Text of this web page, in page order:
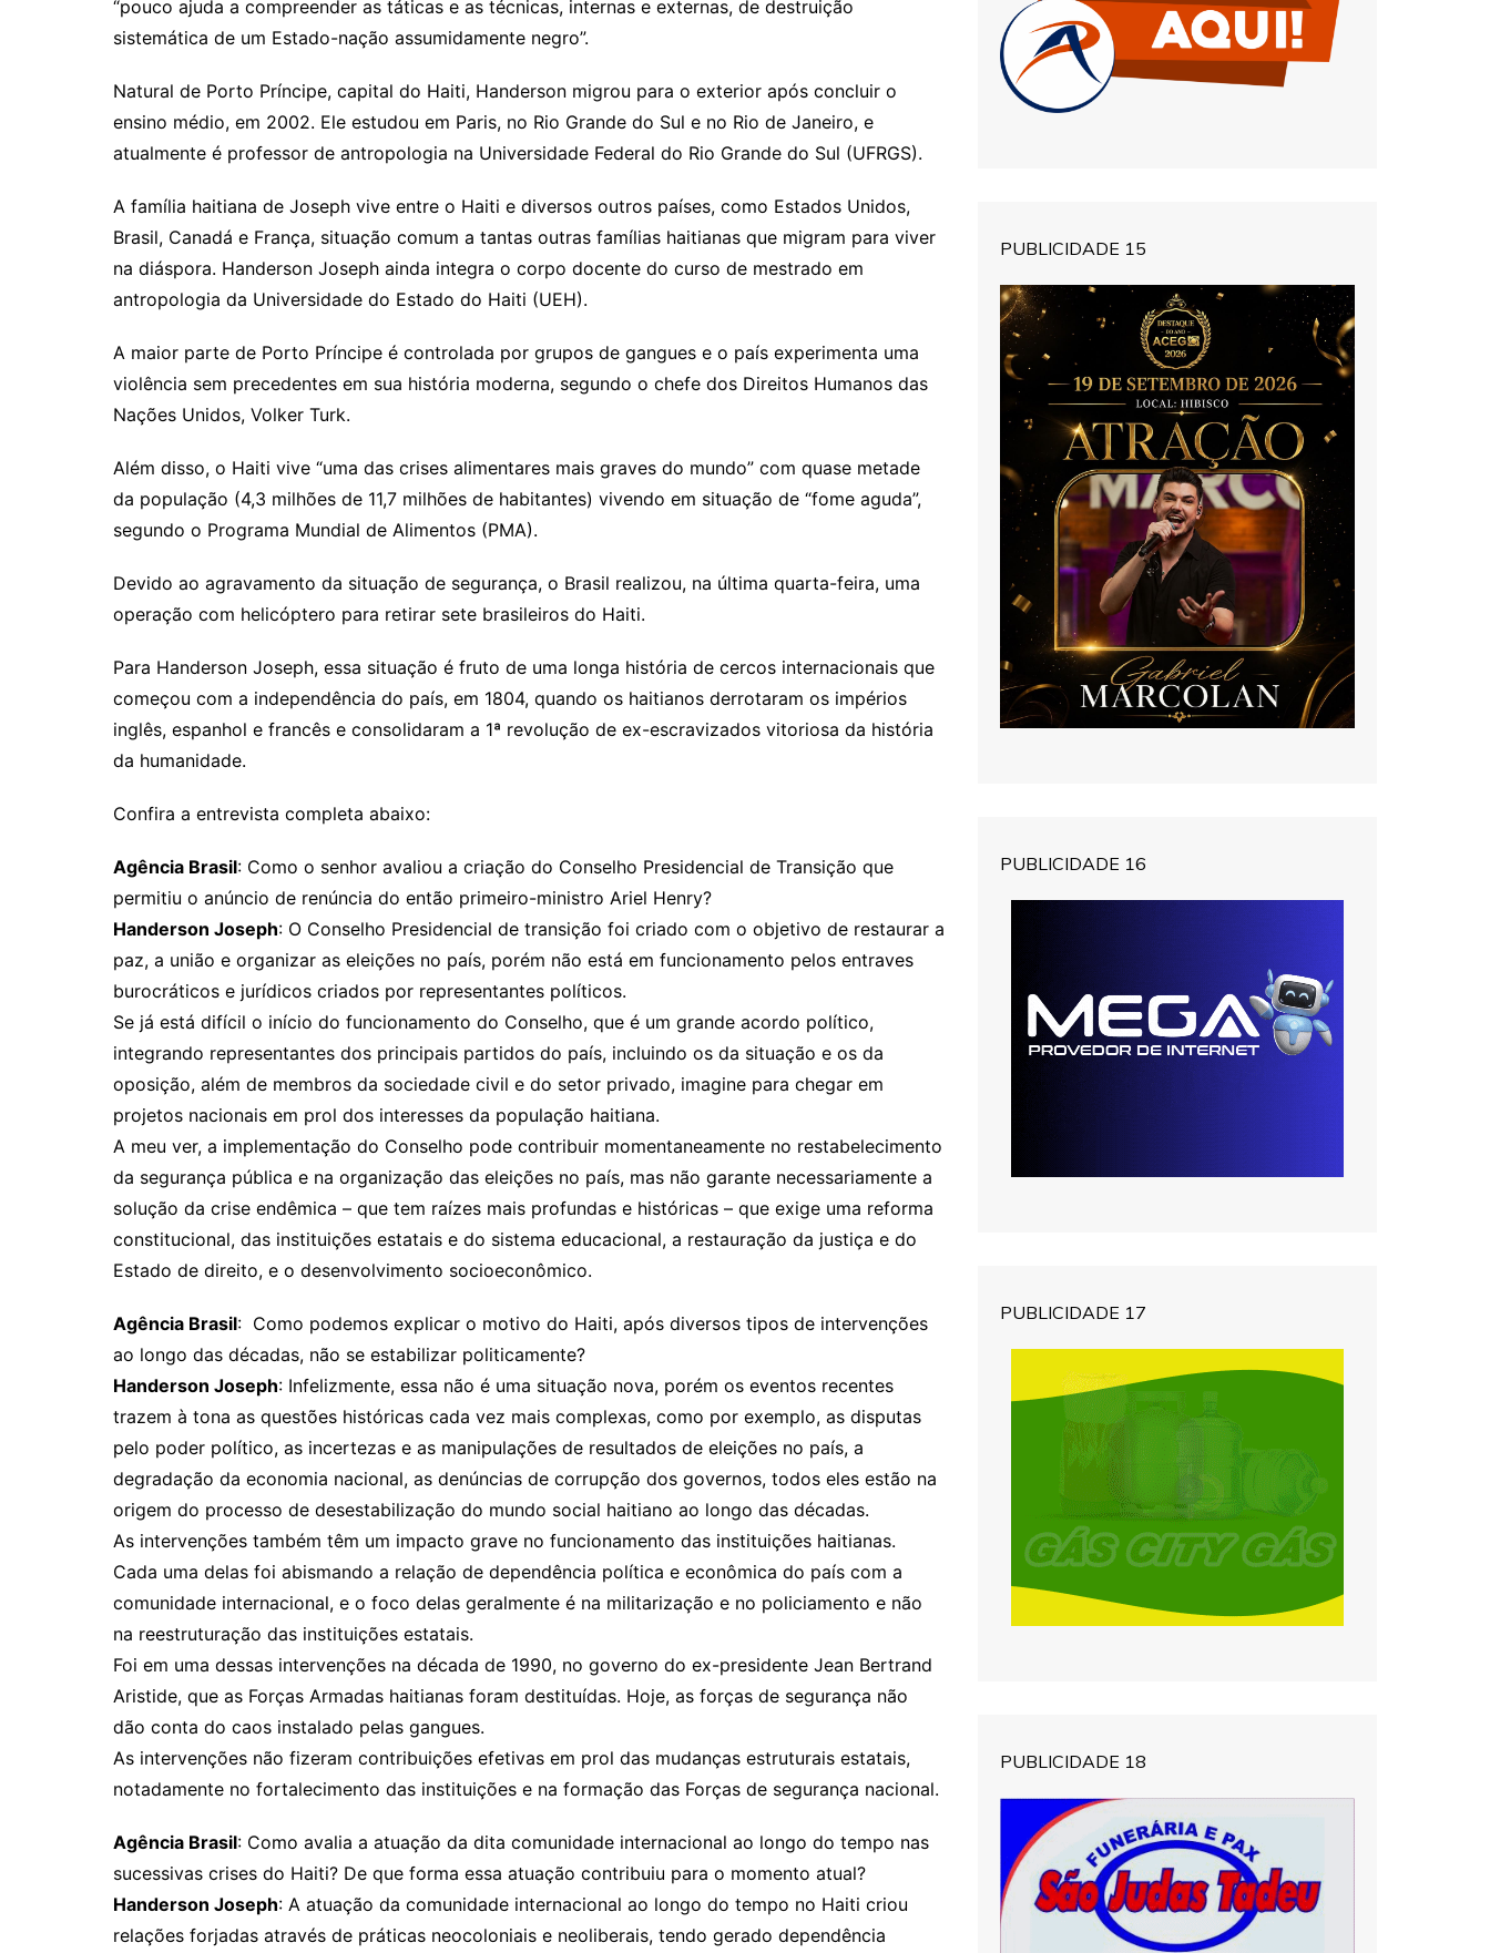
“pouco ajuda a compreender as táticas e as técnicas, internas e externas, de destruição
sistemática de um Estado-nação assumidamente negro”.
Natural de Porto Príncipe, capital do Haiti, Handerson migrou para o exterior após concluir o
ensino médio, em 2002. Ele estudou em Paris, no Rio Grande do Sul e no Rio de Janeiro, e
atualmente é professor de antropologia na Universidade Federal do Rio Grande do Sul (UFRGS).
A família haitiana de Joseph vive entre o Haiti e diversos outros países, como Estados Unidos,
Brasil, Canadá e França, situação comum a tantas outras famílias haitianas que migram para viver
na diáspora. Handerson Joseph ainda integra o corpo docente do curso de mestrado em
antropologia da Universidade do Estado do Haiti (UEH).
A maior parte de Porto Príncipe é controlada por grupos de gangues e o país experimenta uma
violência sem precedentes em sua história moderna, segundo o chefe dos Direitos Humanos das
Nações Unidos, Volker Turk.
Além disso, o Haiti vive “uma das crises alimentares mais graves do mundo” com quase metade
da população (4,3 milhões de 11,7 milhões de habitantes) vivendo em situação de “fome aguda”,
segundo o Programa Mundial de Alimentos (PMA).
Devido ao agravamento da situação de segurança, o Brasil realizou, na última quarta-feira, uma
operação com helicóptero para retirar sete brasileiros do Haiti.
Para Handerson Joseph, essa situação é fruto de uma longa história de cercos internacionais que
começou com a independência do país, em 1804, quando os haitianos derrotaram os impérios
inglês, espanhol e francês e consolidaram a 1ª revolução de ex-escravizados vitoriosa da história
da humanidade.
Confira a entrevista completa abaixo:
Agência Brasil: Como o senhor avaliou a criação do Conselho Presidencial de Transição que
permitiu o anúncio de renúncia do então primeiro-ministro Ariel Henry?
Handerson Joseph: O Conselho Presidencial de transição foi criado com o objetivo de restaurar a
paz, a união e organizar as eleições no país, porém não está em funcionamento pelos entraves
burocráticos e jurídicos criados por representantes políticos.
Se já está difícil o início do funcionamento do Conselho, que é um grande acordo político,
integrando representantes dos principais partidos do país, incluindo os da situação e os da
oposição, além de membros da sociedade civil e do setor privado, imagine para chegar em
projetos nacionais em prol dos interesses da população haitiana.
A meu ver, a implementação do Conselho pode contribuir momentaneamente no restabelecimento
da segurança pública e na organização das eleições no país, mas não garante necessariamente a
solução da crise endêmica – que tem raízes mais profundas e históricas – que exige uma reforma
constitucional, das instituições estatais e do sistema educacional, a restauração da justiça e do
Estado de direito, e o desenvolvimento socioeconômico.
Agência Brasil: Como podemos explicar o motivo do Haiti, após diversos tipos de intervenções
ao longo das décadas, não se estabilizar politicamente?
Handerson Joseph: Infelizmente, essa não é uma situação nova, porém os eventos recentes
trazem à tona as questões históricas cada vez mais complexas, como por exemplo, as disputas
pelo poder político, as incertezas e as manipulações de resultados de eleições no país, a
degradação da economia nacional, as denúncias de corrupção dos governos, todos eles estão na
origem do processo de desestabilização do mundo social haitiano ao longo das décadas.
As intervenções também têm um impacto grave no funcionamento das instituições haitianas.
Cada uma delas foi abismando a relação de dependência política e econômica do país com a
comunidade internacional, e o foco delas geralmente é na militarização e no policiamento e não
na reestruturação das instituições estatais.
Foi em uma dessas intervenções na década de 1990, no governo do ex-presidente Jean Bertrand
Aristide, que as Forças Armadas haitianas foram destituídas. Hoje, as forças de segurança não
dão conta do caos instalado pelas gangues.
As intervenções não fizeram contribuições efetivas em prol das mudanças estruturais estatais,
notadamente no fortalecimento das instituições e na formação das Forças de segurança nacional.
Agência Brasil: Como avalia a atuação da dita comunidade internacional ao longo do tempo nas
sucessivas crises do Haiti? De que forma essa atuação contribuiu para o momento atual?
Handerson Joseph: A atuação da comunidade internacional ao longo do tempo no Haiti criou
relações forjadas através de práticas neocoloniais e neoliberais, tendo gerado dependência
PUBLICIDADE 15
PUBLICIDADE 16
PUBLICIDADE 17
PUBLICIDADE 18